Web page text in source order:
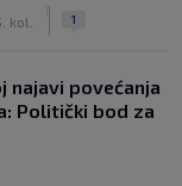
kol. 1
najavi povećanja
Politički bod za